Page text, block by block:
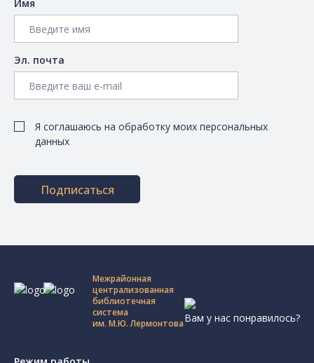
Имя
Эл. почта
Я соглашаюсь на обработку моих персональных
данных
Подписаться
Межрайонная
централизованная
библиотечная
система
им. М.Ю. ЛермонтоваВам у нас понравилось?